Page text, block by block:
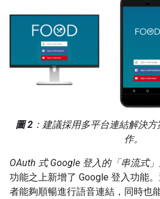
圖 2：建議採用多平台連結解決
作。
OAuth 式 Google 登入的「串流式
功能之上新增了 Google 登入功能
者能夠順暢進行語音連結，同時也